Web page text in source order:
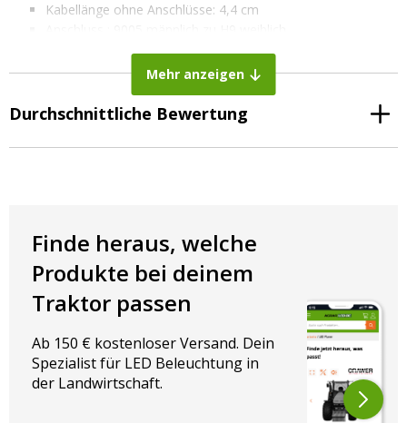
Kabellänge ohne Anschlüsse: 4,4 cm
Mehr anzeigen
Durchschnittliche Bewertung
Finde heraus, welche
Produkte bei deinem
Traktor passen
Ab 150 € kostenloser Versand. Dein
Spezialist für LED Beleuchtung in
der Landwirtschaft.